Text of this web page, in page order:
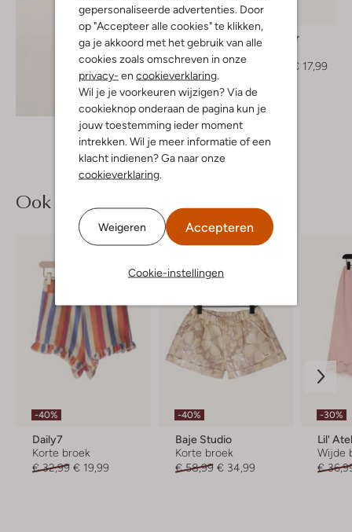
gepersonaliseerde advertenties. Door
op "Accepteer alle cookies" te klikken,
ga je akkoord met het gebruik van alle
cookies zoals omschreven in onze
privacy- en cookieverklaring.
Wil je je voorkeuren wijzigen? Via de
cookieknop onderaan de pagina kun je
jouw toestemming ieder moment
intrekken. Wil je meer informatie of een
klacht indienen? Ga naar onze
cookieverklaring.
Weigeren Accepteren
Cookie-instellingen
Ontdek de look
-50%
Lil' Atelier
€ 17,99
Ook iets voor jou?
-40%
Daily7
Korte broek
€ 32,99 € 19,99
-40%
Baje Studio
Korte broek
€ 58,99 € 34,99
-30%
Lil'
Wijde
€